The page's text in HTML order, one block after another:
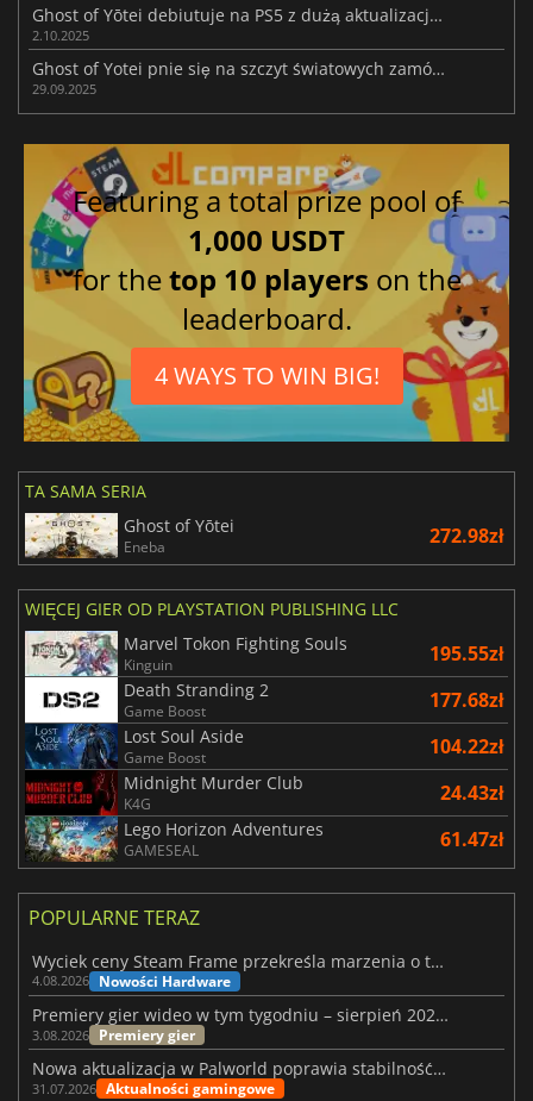
Ghost of Yōtei debiutuje na PS5 z dużą aktualizacją Day-One
2.10.2025
Ghost of Yotei pnie się na szczyt światowych zamówień przedpremierowych
29.09.2025
Featuring a total prize pool of
1,000 USDT
for thetop 10 players on the
leaderboard.
4 WAYS TO WIN BIG!
TA SAMA SERIA
Ghost of Yōtei
Eneba 272.98zł
WIĘCEJ GIER OD PLAYSTATION PUBLISHING LLC
Marvel Tokon Fighting Souls
Kinguin 195.55zł
Death Stranding 2
Game Boost 177.68zł
Lost Soul Aside
Game Boost 104.22zł
Midnight Murder Club
K4G 24.43zł
Lego Horizon Adventures
GAMESEAL 61.47zł
POPULARNE TERAZ
Wyciek ceny Steam Frame przekreśla marzenia o tanim zestawie VR
4.08.2026 Nowości Hardware
Premiery gier wideo w tym tygodniu – sierpień 2026 r. (32. tydzień)
3.08.2026 Premiery gier
Nowa aktualizacja w Palworld poprawia stabilność Sunreach i walk z bossami
31.07.2026 Aktualności gamingowe